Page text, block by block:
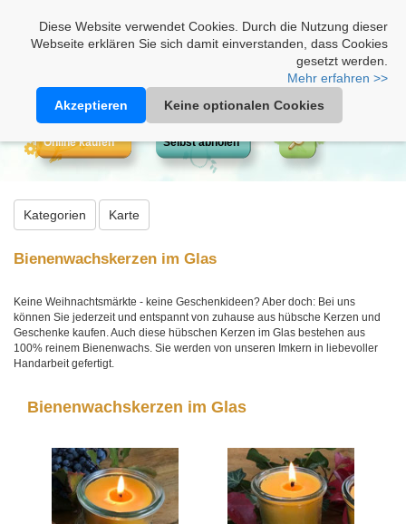
Diese Website verwendet Cookies. Durch die Nutzung dieser
Webseite erklären Sie sich damit einverstanden, dass Cookies
gesetzt werden.
Mehr erfahren >>
Akzeptieren
Keine optionalen Cookies
Online kaufen Selbst abholen
Kategorien Karte
Bienenwachskerzen im Glas
Keine Weihnachtsmärkte - keine Geschenkideen? Aber doch: Bei uns
können Sie jederzeit und entspannt von zuhause aus hübsche Kerzen und
Geschenke kaufen. Auch diese hübschen Kerzen im Glas bestehen aus
100% reinem Bienenwachs. Sie werden von unseren Imkern in liebevoller
Handarbeit gefertigt.
Bienenwachskerzen im Glas